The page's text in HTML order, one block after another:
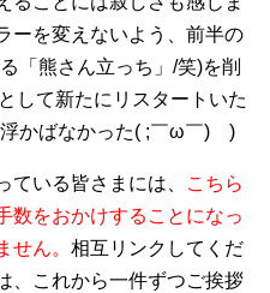
ーを変えないよう、前半の
「熊さん立っち」/笑)を削
として新たにリスタートいた
かばなかった( ;￣ω￣)ゞ)
ている皆さまには、
こちら
数をおかけすることになっ
せん。 相互リンクしてくだ
、これから一件ずつご挨拶